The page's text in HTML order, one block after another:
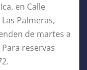
en Calle
Palmeras,
de martes a
reservas